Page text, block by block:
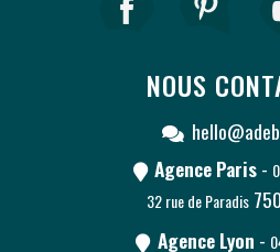
NOUS
Agence Paris-
32 rue de Paradis
Agence Lyon -